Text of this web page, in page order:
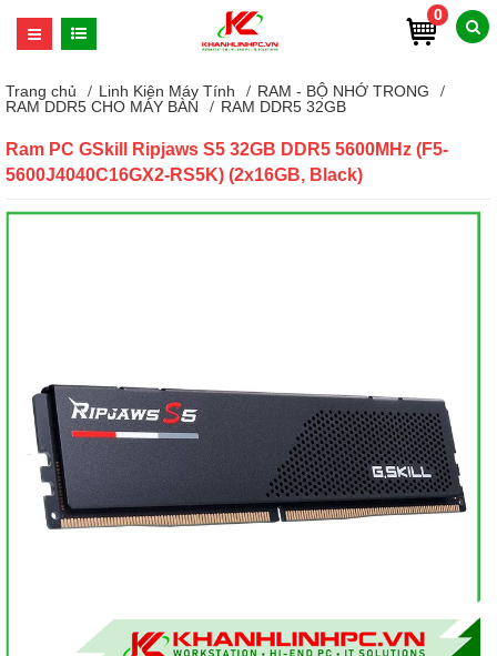
0
Trang chủ Linh Kiện Máy Tính
RAM - BỘ NHỚ TRONG
RAM DDR5 CHO MÁY BÀN
RAM DDR5 32GB
Ram PC GSkill Ripjaws S5 32GB DDR5 5600MHz (F5-
5600J4040C16GX2-RS5K) (2x16GB, Black)